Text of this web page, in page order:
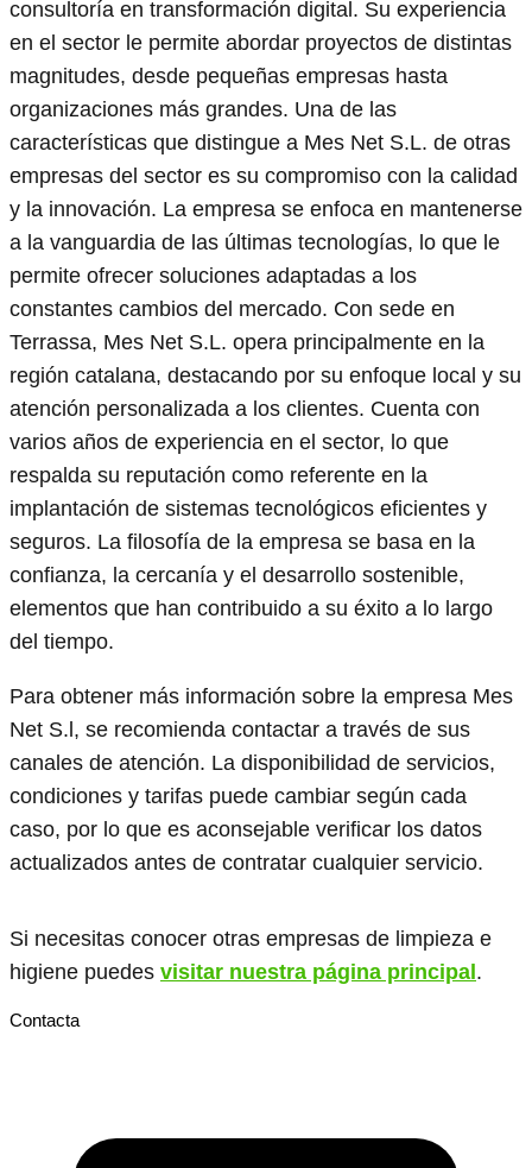
consultoría en transformación digital. Su experiencia
en el sector le permite abordar proyectos de distintas
magnitudes, desde pequeñas empresas hasta
organizaciones más grandes. Una de las
características que distingue a Mes Net S.L. de otras
empresas del sector es su compromiso con la calidad
y la innovación. La empresa se enfoca en mantenerse
a la vanguardia de las últimas tecnologías, lo que le
permite ofrecer soluciones adaptadas a los
constantes cambios del mercado. Con sede en
Terrassa, Mes Net S.L. opera principalmente en la
región catalana, destacando por su enfoque local y su
atención personalizada a los clientes. Cuenta con
varios años de experiencia en el sector, lo que
respalda su reputación como referente en la
implantación de sistemas tecnológicos eficientes y
seguros. La filosofía de la empresa se basa en la
confianza, la cercanía y el desarrollo sostenible,
elementos que han contribuido a su éxito a lo largo
del tiempo.
Para obtener más información sobre la empresa Mes
Net S.l, se recomienda contactar a través de sus
canales de atención. La disponibilidad de servicios,
condiciones y tarifas puede cambiar según cada
caso, por lo que es aconsejable verificar los datos
actualizados antes de contratar cualquier servicio.
Si necesitas conocer otras empresas de limpieza e
higiene puedes visitar nuestra página principal .
Contacta